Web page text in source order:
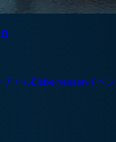
ャルEisbeinessenイベン